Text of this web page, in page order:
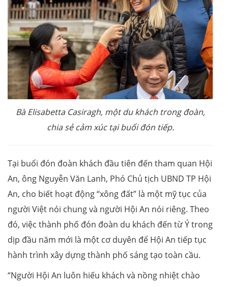
Bà Elisabetta Casiragh, một du khách trong đoàn,
chia sẻ cảm xúc tại buổi đón tiếp.
Tại buổi đón đoàn khách đầu tiên đến tham quan Hội
An, ông Nguyễn Văn Lanh, Phó Chủ tịch UBND TP Hội
An, cho biết hoạt động “xông đất” là một mỹ tục của
người Việt nói chung và người Hội An nói riêng. Theo
đó, việc thành phố đón đoàn du khách đến từ Ý trong
dịp đầu năm mới là một cơ duyên để Hội An tiếp tục
hành trình xây dựng thành phố sáng tạo toàn cầu.
“Người Hội An luôn hiếu khách và nồng nhiệt chào